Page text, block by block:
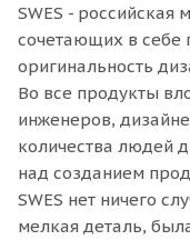
SWES - российская
сочетающих в себе
оригинальность
Во все продукты
инженеров,
количества людей
над созданием
SWES нет ничего
мелкая деталь,